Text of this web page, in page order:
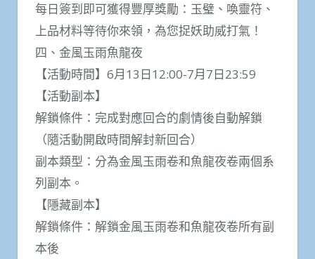
每日簽到即可獲得豐厚獎勵：玉璧、喚靈符、
上品材料等待你來領，為您捉妖助威打氣！
四、金風玉雨魚龍夜
【活動時間】6月13日12:00-7月7日23:59
【活動副本】
解鎖條件：完成對應回合的劇情後自動解鎖
（隨活動開啟時間解封新回合）
副本類型：分為金風玉雨卷和魚龍夜卷兩個系
列副本。
【隱藏副本】
解鎖條件：解鎖金風玉雨卷和魚龍夜卷所有副
本後